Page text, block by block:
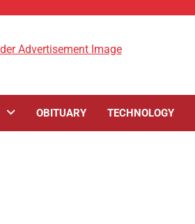
OBITUARY TECHNOLOGY